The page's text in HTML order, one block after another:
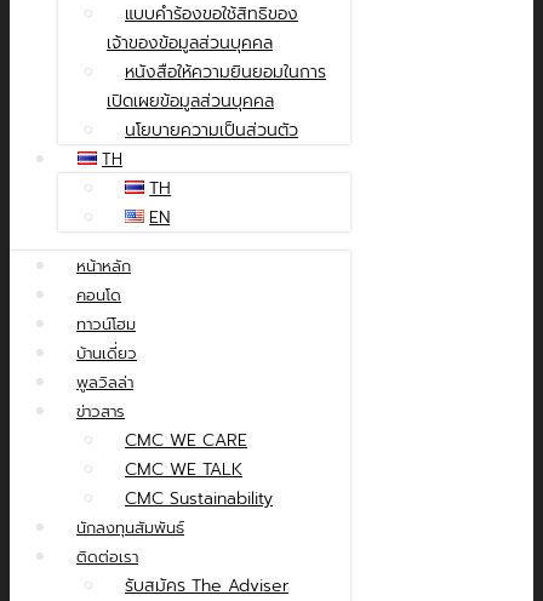
แบบคำร้องขอใช้สิทธิของ
เจ้าของข้อมูลส่วนบุคคล
หนังสือให้ความยินยอมในการ
เปิดเผยข้อมูลส่วนบุคคล
นโยบายความเป็นส่วนตัว
TH
TH
EN
หน้าหลัก
คอนโด
ทาวน์โฮม
บ้านเดี่ยว
พูลวิลล่า
ข่าวสาร
CMC WE CARE
CMC WE TALK
CMC Sustainability
นักลงทุนสัมพันธ์
ติดต่อเรา
รับสมัคร The Adviser